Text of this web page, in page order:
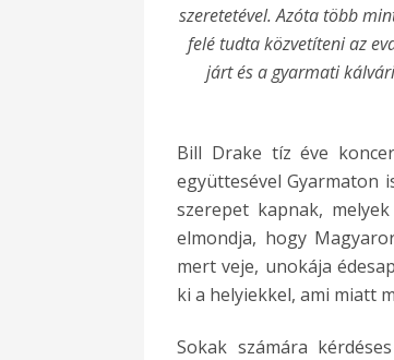
szeretetével. Azóta több
felé tudta közvetíteni az
járt és a gyarmati
Bill Drake tíz éve
együttesével Gyarmaton
szerepet kapnak,
elmondja, hogy
mert veje, unokája
ki a helyiekkel, ami miatt
Sokak számára